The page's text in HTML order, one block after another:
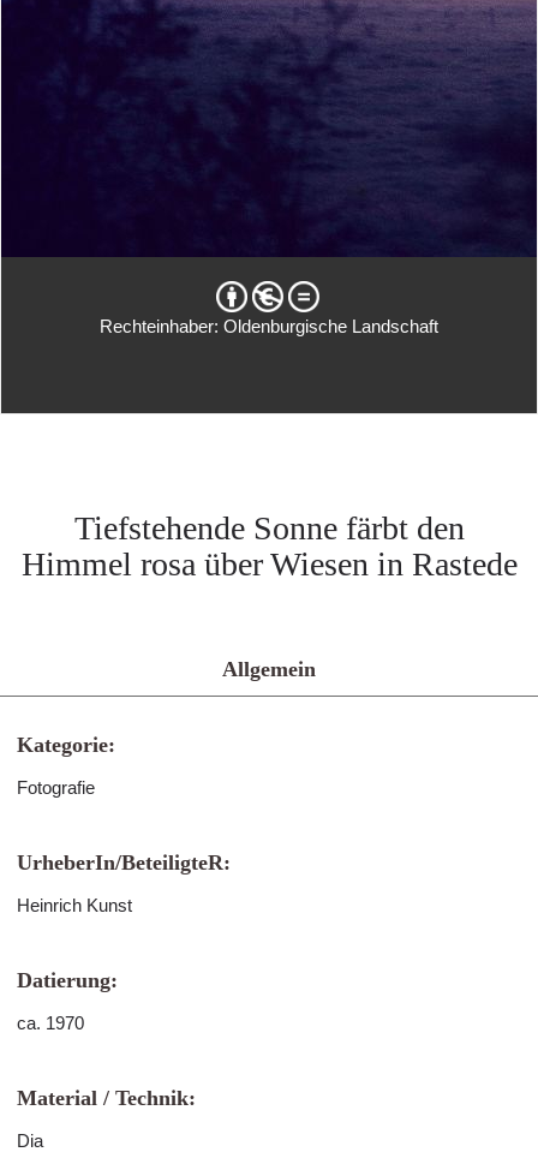
Rechteinhaber: Oldenburgische Landschaft
Tiefstehende Sonne färbt den
Himmel rosa über Wiesen in Rastede
Allgemein
Kategorie:
Fotografie
UrheberIn/BeteiligteR:
Heinrich Kunst
Datierung:
ca. 1970
Material / Technik:
Dia